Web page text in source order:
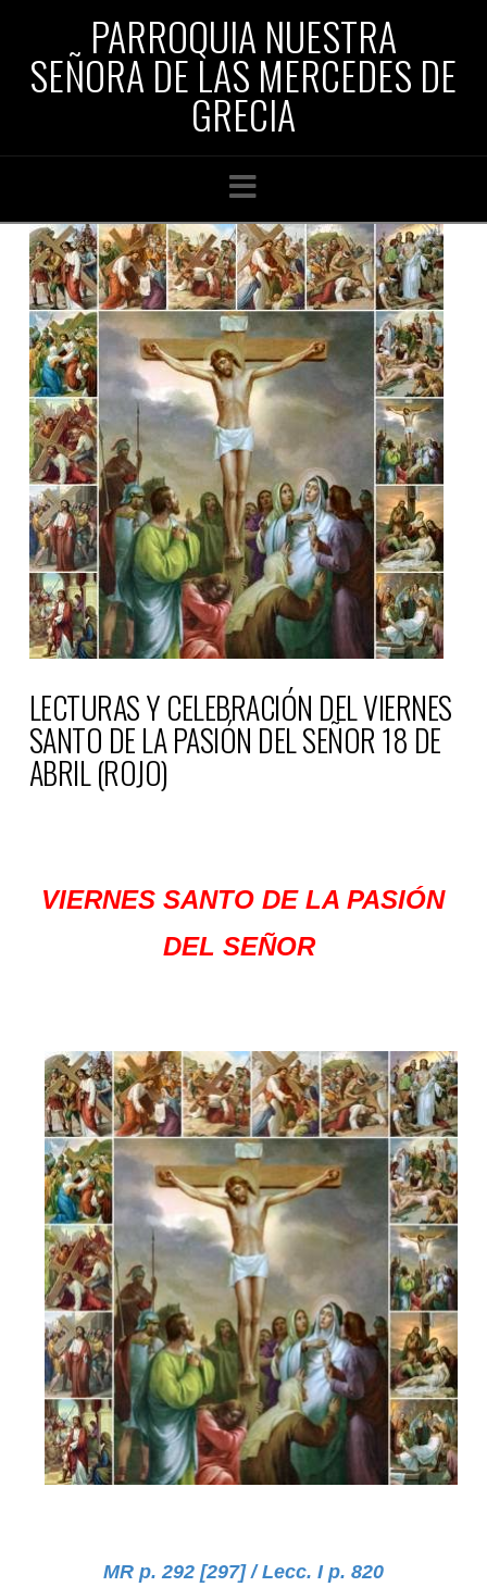
PARROQUIA NUESTRA
SEÑORA DE LAS MERCEDES DE
GRECIA
Navigation
LECTURAS Y CELEBRACIÓN DEL VIERNES
SANTO DE LA PASIÓN DEL SEÑOR 18 DE
ABRIL (ROJO)
VIERNES SANTO DE LA PASIÓN
DEL SEÑOR
MR p. 292 [297] / Lecc. I p. 820